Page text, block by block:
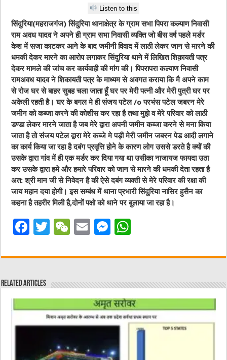
Listen to this
सिंदुरिया(महराजगंज) सिंदुरिया थानाक्षेत्र के ग्राम सभा पिपरा कल्याण निवासी
राम अवध यादव ने अपने ही ग्राम सभा निवासी व्यक्ति जो बीस वर्ष पहले मर्डर
केश में सजा काटकर आने के बाद जमीनी विवाद में लाठी लेकर जान से मारने की
धमकी देकर मारने का आरोप लगाकर सिंदुरिया थाने में लिखित शिक़ायती पत्र
देकर मामले की जांच कर कार्यवाही की मांग की। पिपरापरा कल्याण निवासी
रामअवध यादव ने शिकायती पत्र के माध्यम से अवगत कराया कि मै अपने काम
से रोज घर से बाहर सुबह चला जाता हूँ घर पर मेरी पत्नी और मेरी पुत्री घर पर
अकेली रहती है। घर के बगल मे ही संजय पटेल /o परभंस पटेल जबरन मेरे
जमीन को कब्जा करने की कोशीस कर रहा है तथा मुझे व मेरे परिवार को लाठी
डण्डा लेकर मारने जाता है जब मेरे द्वारा अपनी जमीन कब्जा करने से मना किया
जाता है तो संजय पटेल द्वारा मेरे कब्जे मे पड़ी मेरी जमीन जबरन पेड आदी लगाने
का कार्य किया जा रहा है दबंग प्रवृत्ति होने के कारण लोग उससे डरते है क्यों की
उसके द्वारा गांव में ही एक मर्डर कर दिया गया था उसीका नाजायज फायदा उठा
कर उसके द्वारा हमे और हमारे परिवार को जान से मारने की धमकी देता रहता है
अत: श्री मान जी से निवेदन है की ऐसे दबंग व्यक्ती से मेरे परिवार की रक्षा की
जाय महान दया होगी। इस सम्बंध में थाना प्रभारी सिंदुरिया नासिर हुसैन का
कहना है तहरीर मिली है,दोनों पक्षो को थाने पर बुलाया जा रहा है।
F
c
e
b
o
o
T
it
r
W
C
at
E
ai
M
ss
n
g
er
at
A
p
p
Related Articles